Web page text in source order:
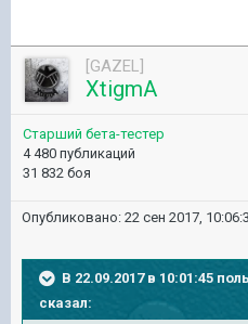
[GAZEL]
XtigmA
Старший бета-тестер
4 480 публикаций
31 832 боя
Опубликовано: 22 сен 2017,
В 22.09.2017 в 10:01:45
сказал: